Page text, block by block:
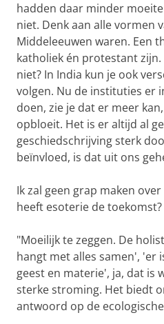
hadden daar minder
niet. Denk aan alle vormen
Middeleeuwen waren. Een
katholiek én protestant
niet? In India kun je ook
volgen. Nu de instituties er
doen, zie je dat er meer
opbloeit. Het is er altijd al
geschiedschrijving sterk
beïnvloed, is dat uit ons
Ik zal geen grap maken
heeft esoterie de toekomst?
"Moeilijk te zeggen. De
hangt met alles samen', 'er
geest en materie', ja, dat is
sterke stroming. Het biedt
antwoord op de